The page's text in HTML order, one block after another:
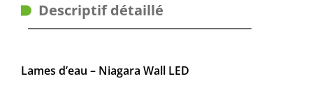
Descriptif détaillé
Lames d’eau – Niagara Wall LED